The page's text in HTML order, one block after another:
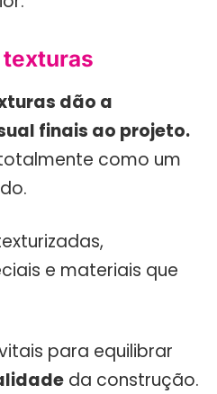
texturas
dão a
finais ao projeto.
como um
e materiais que
para equilibrar
da construção.